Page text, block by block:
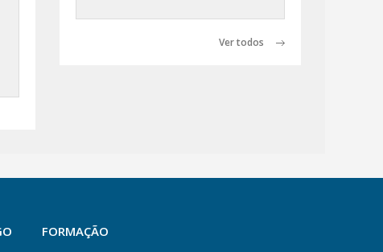
Ver todos
FORMAÇÃO